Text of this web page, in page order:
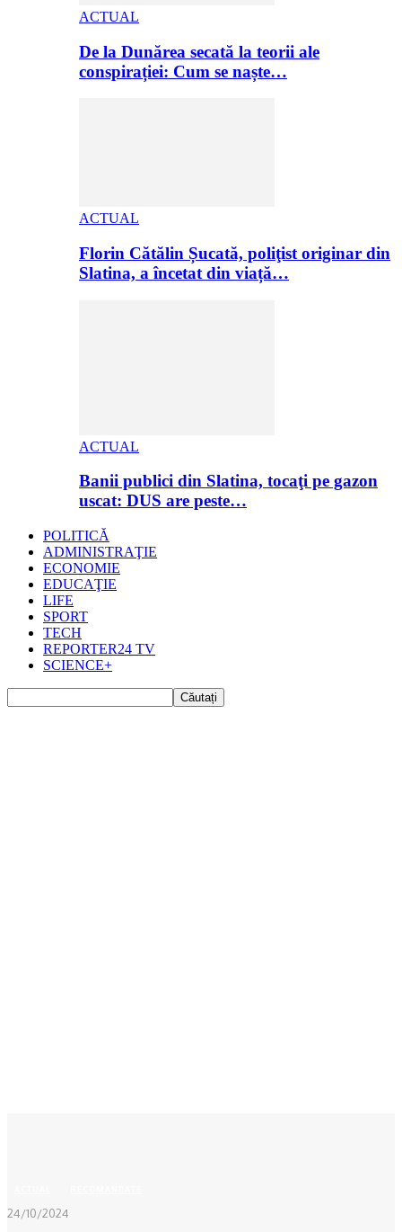
ACTUAL
De la Dunărea secată la teorii ale
conspirației: Cum se naște…
ACTUAL
Florin Cătălin Șucată, poliţist originar din
Slatina, a încetat din viață…
ACTUAL
Banii publici din Slatina, tocaţi pe gazon
uscat: DUS are peste…
POLITICĂ
ADMINISTRAŢIE
ECONOMIE
EDUCAŢIE
LIFE
SPORT
TECH
REPORTER24 TV
SCIENCE+
24/10/2024